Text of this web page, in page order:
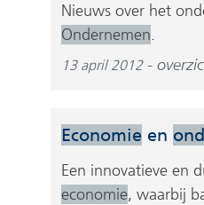
Nieuws over het
Ondernemen.
13 april 2012
Economieen
Een innovatieve en
economie, waarbij